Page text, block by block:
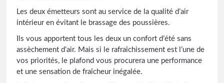
Les deux émetteurs sont au service de la qualité d’air
intérieur en évitant le brassage des poussières.
Ils vous apportent tous les deux un confort d’été sans
assèchement d’air. Mais si le rafraîchissement est l’une de
vos priorités, le plafond vous procurera une performance
et une sensation de fraîcheur inégalée.